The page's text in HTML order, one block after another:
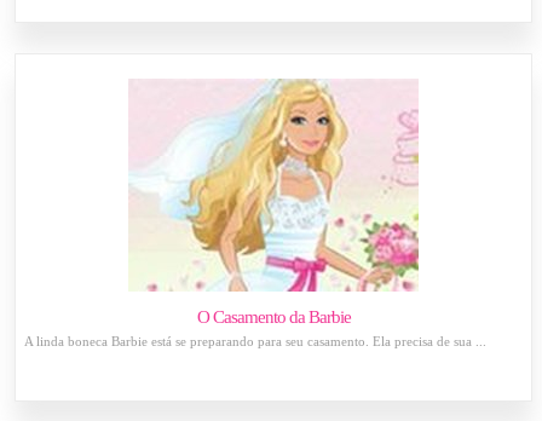
O Casamento da Barbie
A linda boneca Barbie está se preparando para seu casamento. Ela precisa de sua ...